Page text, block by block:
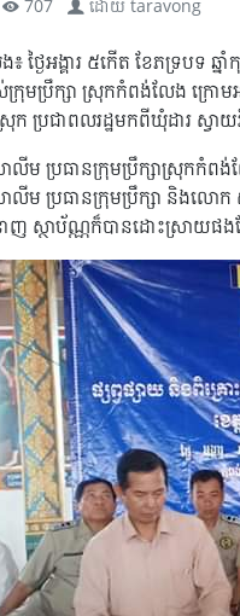
707 ដោយ taravong
ថ្ងៃអង្គារ ៥កើត ខែភទ្របទ ឆ្
មប្រឹក្សា ស្រុកកំពង់លែង ក្រោ
ប្រជាពលរដ្ឋមកពីឃុំដារ ស្វ
ប្រធានក្រុមប្រឹក្សាស្រុកកំពង់
ម ប្រធានក្រុមប្រឹក្សា និងលោក
ញ ស្ថាប័ណ្ណក៏បានដោះស្រាយផង